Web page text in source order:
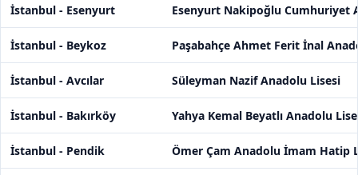
İstanbul - Esenyurt Esenyurt Nakipoğlu Cumhuriyet
İstanbul - Beykoz Paşabahçe Ahmet Ferit İnal
İstanbul - Avcılar Süleyman Nazif Anadolu Lisesi
İstanbul - Bakırköy Yahya Kemal Beyatlı Anadolu
İstanbul - Pendik Ömer Çam Anadolu İmam Hatip